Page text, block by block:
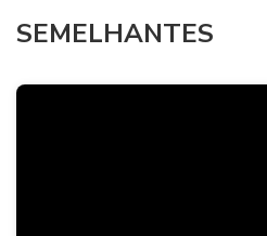
SEMELHANTES